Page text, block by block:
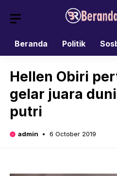
Beranda
Politik
Hellen Obiri
gelar juara
putri
admin 6 October 2019